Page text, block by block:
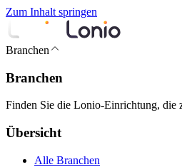
Zum Inhalt springen
Branchen
Branchen
Finden Sie die Lonio-Einrichtung, die
Übersicht
Alle Branchen